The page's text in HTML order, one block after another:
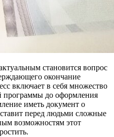
становится вопрос
окончание
включает в себя множество
программы до оформления
иметь документ о
перед людьми сложные
возможностям этот